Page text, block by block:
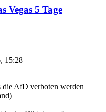
Vegas 5 Tage
15:28
AfD verboten werden